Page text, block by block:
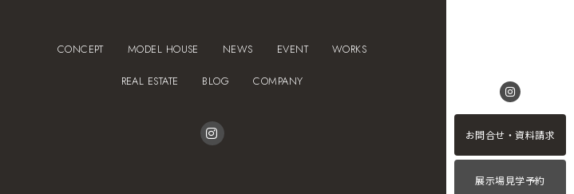
お問合せ・資料請求
展示場見学予約
CONCEPT MODEL HOUSE NEWS EVENT WORKS
REAL ESTATE BLOG COMPANY